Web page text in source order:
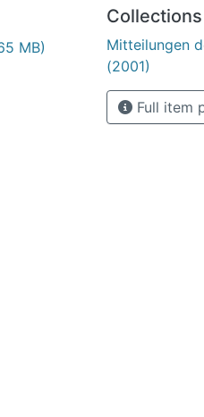
MB)
Collections
Mitteilungen
(2001)
Full item